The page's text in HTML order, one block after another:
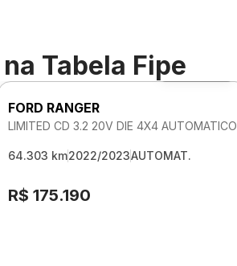
na Tabela FipeFoto 360º
FORD RANGER
LIMITED CD 3.2 20V DIE 4X4 AUTOMATICO
64.303 km2022/2023AUTOMAT.
R$ 175.190